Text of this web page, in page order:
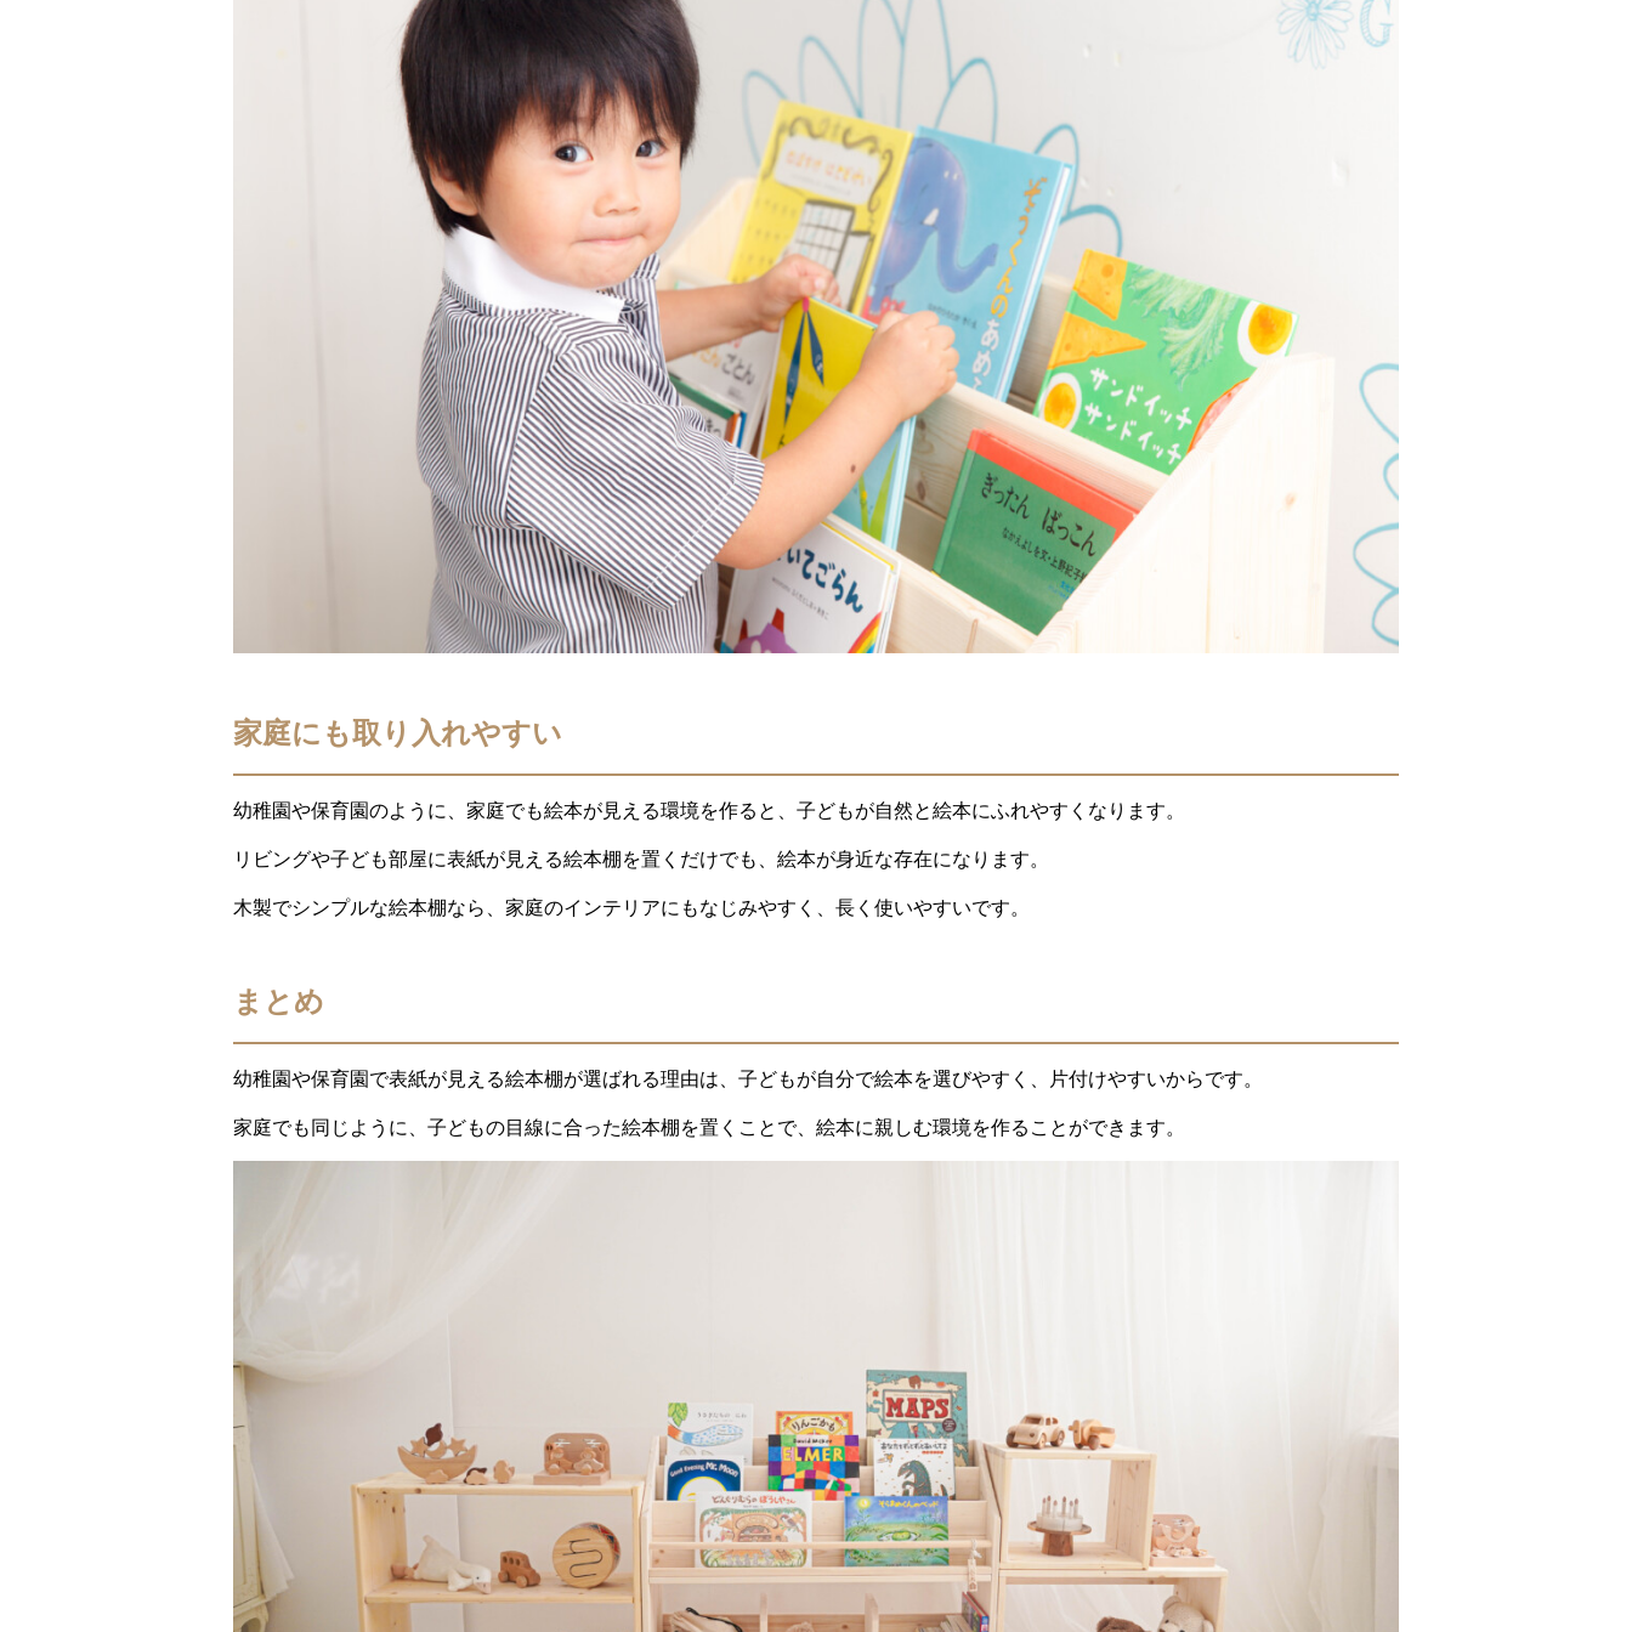
家庭にも取り入れやすい
幼稚園や保育園のように、家庭でも絵本が見える環境を作ると、子どもが自然と絵本にふれやすくなります。
リビングや子ども部屋に表紙が見える絵本棚を置くだけでも、絵本が身近な存在になります。
木製でシンプルな絵本棚なら、家庭のインテリアにもなじみやすく、長く使いやすいです。
まとめ
幼稚園や保育園で表紙が見える絵本棚が選ばれる理由は、子どもが自分で絵本を選びやすく、片付けやすいからです。
家庭でも同じように、子どもの目線に合った絵本棚を置くことで、絵本に親しむ環境を作ることができます。